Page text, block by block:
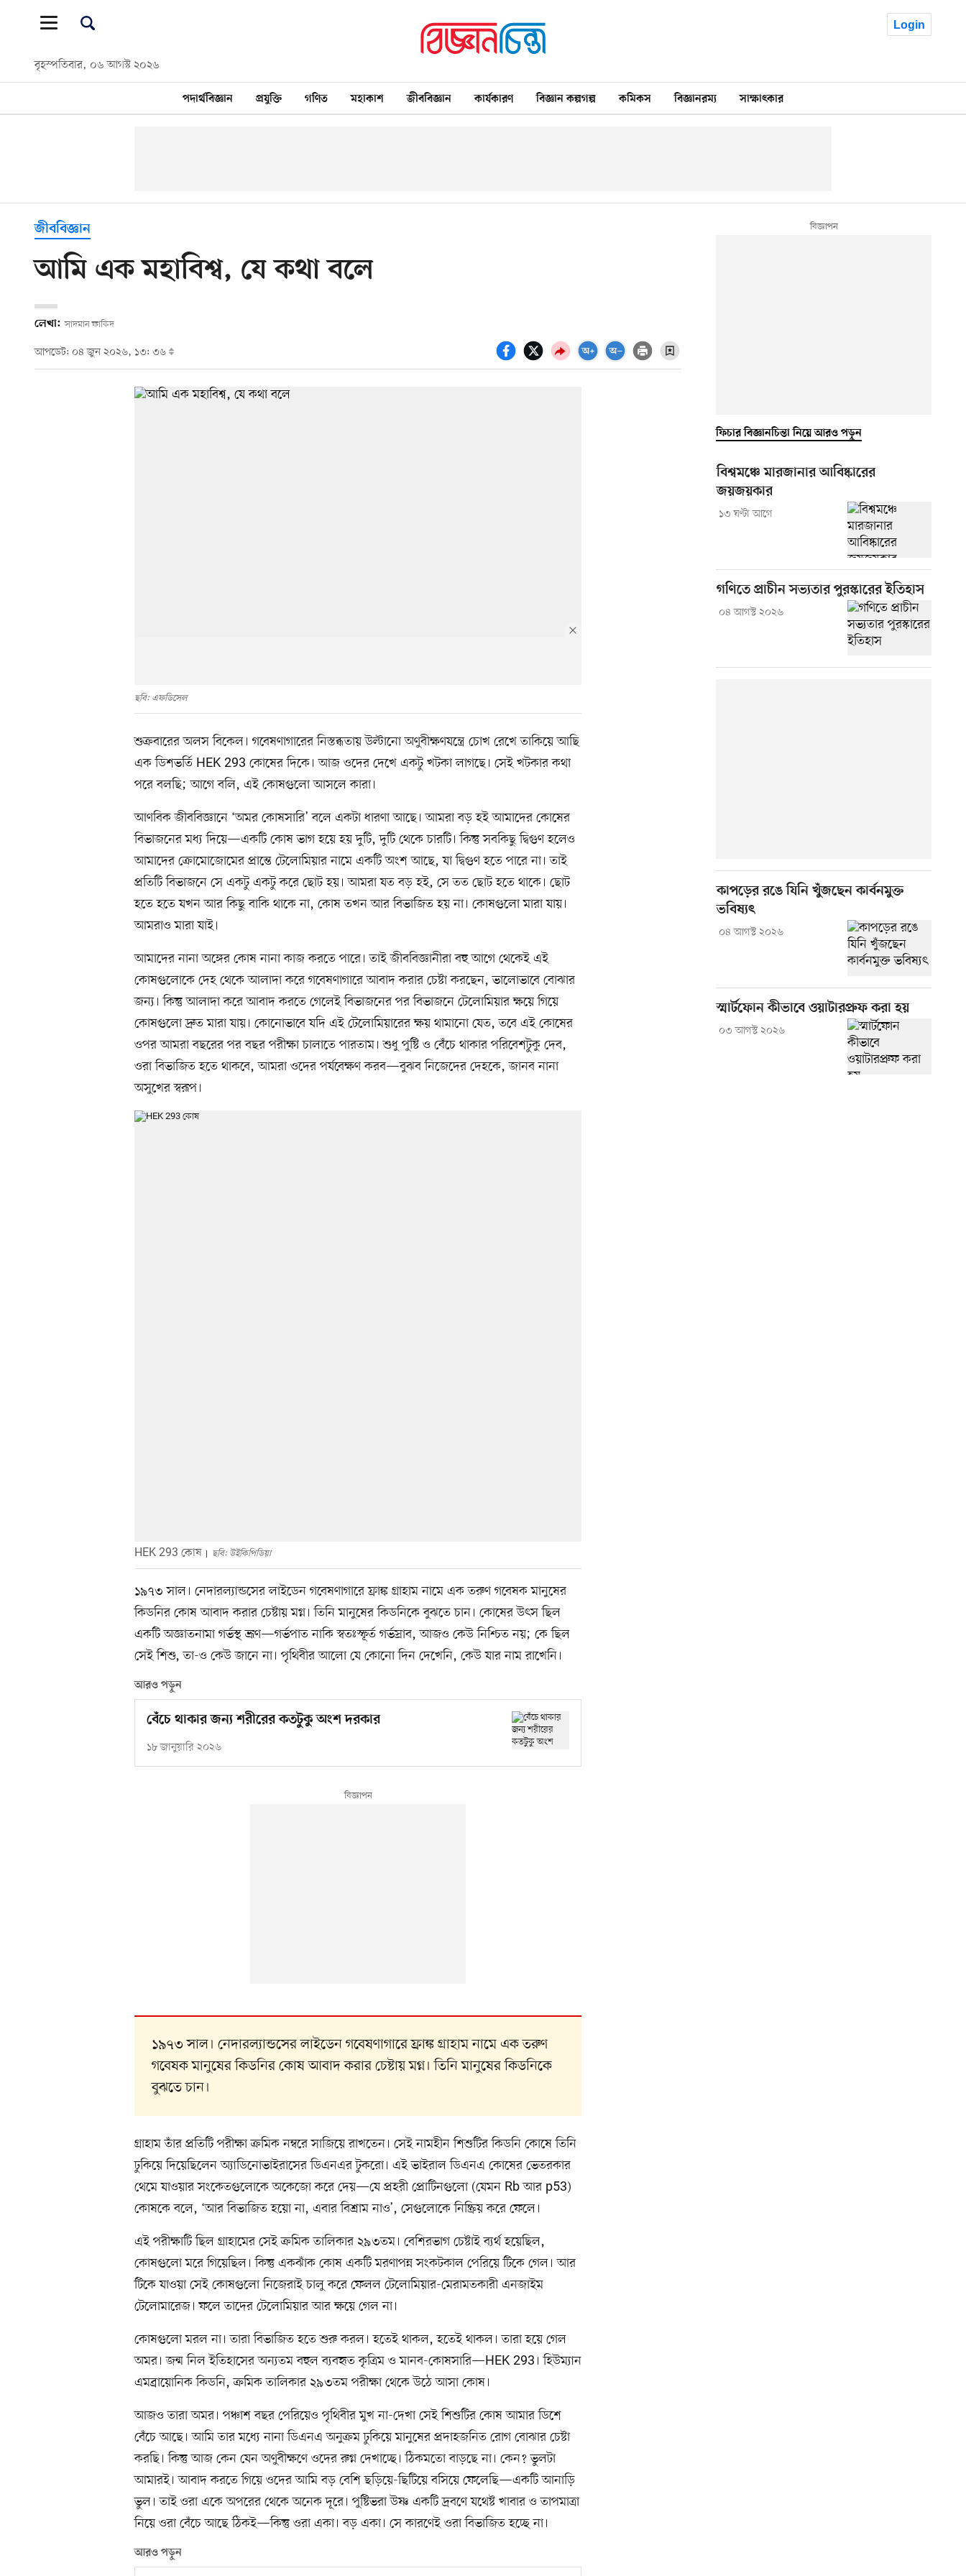
বৃহস্পতিবার, ০৬ আগস্ট ২০২৬
Login
পদার্থবিজ্ঞান প্রযুক্তি গণিত মহাকাশ জীববিজ্ঞান কার্যকারণ বিজ্ঞান কল্পগল্প কমিকস বিজ্ঞানরম্য সাক্ষাৎকার
জীববিজ্ঞান
আমি এক মহাবিশ্ব, যে কথা বলে
লেখা: সাদমান ফাকিদ
আপডেট: ০৪ জুন ২০২৬, ১৩: ৩৬
ছবি: এফডিসেল
শুক্রবারের অলস বিকেল। গবেষণাগারের নিস্তব্ধতায় উল্টানো অণুবীক্ষণযন্ত্রে চোখ রেখে তাকিয়ে আছি
এক ডিশভর্তি HEK 293 কোষের দিকে। আজ ওদের দেখে একটু খটকা লাগছে। সেই খটকার কথা
পরে বলছি; আগে বলি, এই কোষগুলো আসলে কারা।
আণবিক জীববিজ্ঞানে ‘অমর কোষসারি’ বলে একটা ধারণা আছে। আমরা বড় হই আমাদের কোষের
বিভাজনের মধ্য দিয়ে—একটি কোষ ভাগ হয়ে হয় দুটি, দুটি থেকে চারটি। কিন্তু সবকিছু দ্বিগুণ হলেও
আমাদের ক্রোমোজোমের প্রান্তে টেলোমিয়ার নামে একটি অংশ আছে, যা দ্বিগুণ হতে পারে না। তাই
প্রতিটি বিভাজনে সে একটু একটু করে ছোট হয়। আমরা যত বড় হই, সে তত ছোট হতে থাকে। ছোট
হতে হতে যখন আর কিছু বাকি থাকে না, কোষ তখন আর বিভাজিত হয় না। কোষগুলো মারা যায়।
আমরাও মারা যাই।
আমাদের নানা অঙ্গের কোষ নানা কাজ করতে পারে। তাই জীববিজ্ঞানীরা বহু আগে থেকেই এই
কোষগুলোকে দেহ থেকে আলাদা করে গবেষণাগারে আবাদ করার চেষ্টা করছেন, ভালোভাবে বোঝার
জন্য। কিন্তু আলাদা করে আবাদ করতে গেলেই বিভাজনের পর বিভাজনে টেলোমিয়ার ক্ষয়ে গিয়ে
কোষগুলো দ্রুত মারা যায়। কোনোভাবে যদি এই টেলোমিয়ারের ক্ষয় থামানো যেত, তবে এই কোষের
ওপর আমরা বছরের পর বছর পরীক্ষা চালাতে পারতাম। শুধু পুষ্টি ও বেঁচে থাকার পরিবেশটুকু দেব,
ওরা বিভাজিত হতে থাকবে, আমরা ওদের পর্যবেক্ষণ করব—বুঝব নিজেদের দেহকে, জানব নানা
অসুখের স্বরূপ।
HEK 293 কোষ ছবি: উইকিপিডিয়া
১৯৭৩ সাল। নেদারল্যান্ডসের লাইডেন গবেষণাগারে ফ্রাঙ্ক গ্রাহাম নামে এক তরুণ গবেষক মানুষের
কিডনির কোষ আবাদ করার চেষ্টায় মগ্ন। তিনি মানুষের কিডনিকে বুঝতে চান। কোষের উৎস ছিল
একটি অজ্ঞাতনামা গর্ভস্থ ভ্রূণ—গর্ভপাত নাকি স্বতঃস্ফূর্ত গর্ভস্রাব, আজও কেউ নিশ্চিত নয়; কে ছিল
সেই শিশু, তা-ও কেউ জানে না। পৃথিবীর আলো যে কোনো দিন দেখেনি, কেউ যার নাম রাখেনি।
আরও পড়ুন
বেঁচে থাকার জন্য শরীরের কতটুকু অংশ দরকার
১৮ জানুয়ারি ২০২৬
১৯৭৩ সাল। নেদারল্যান্ডসের লাইডেন গবেষণাগারে ফ্রাঙ্ক গ্রাহাম নামে এক তরুণ
গবেষক মানুষের কিডনির কোষ আবাদ করার চেষ্টায় মগ্ন। তিনি মানুষের কিডনিকে
বুঝতে চান।
গ্রাহাম তাঁর প্রতিটি পরীক্ষা ক্রমিক নম্বরে সাজিয়ে রাখতেন। সেই নামহীন শিশুটির কিডনি কোষে তিনি
ঢুকিয়ে দিয়েছিলেন অ্যাডিনোভাইরাসের ডিএনএর টুকরো। এই ভাইরাল ডিএনএ কোষের ভেতরকার
থেমে যাওয়ার সংকেতগুলোকে অকেজো করে দেয়—যে প্রহরী প্রোটিনগুলো (যেমন Rb আর p53)
কোষকে বলে, ‘আর বিভাজিত হয়ো না, এবার বিশ্রাম নাও’, সেগুলোকে নিষ্ক্রিয় করে ফেলে।
এই পরীক্ষাটি ছিল গ্রাহামের সেই ক্রমিক তালিকার ২৯৩তম। বেশিরভাগ চেষ্টাই ব্যর্থ হয়েছিল,
কোষগুলো মরে গিয়েছিল। কিন্তু একঝাঁক কোষ একটি মরণাপন্ন সংকটকাল পেরিয়ে টিকে গেল। আর
টিকে যাওয়া সেই কোষগুলো নিজেরাই চালু করে ফেলল টেলোমিয়ার-মেরামতকারী এনজাইম
টেলোমারেজ। ফলে তাদের টেলোমিয়ার আর ক্ষয়ে গেল না।
কোষগুলো মরল না। তারা বিভাজিত হতে শুরু করল। হতেই থাকল, হতেই থাকল। তারা হয়ে গেল
অমর। জন্ম নিল ইতিহাসের অন্যতম বহুল ব্যবহৃত কৃত্রিম ও মানব-কোষসারি—HEK 293। হিউম্যান
এমব্রায়োনিক কিডনি, ক্রমিক তালিকার ২৯৩তম পরীক্ষা থেকে উঠে আসা কোষ।
আজও তারা অমর। পঞ্চাশ বছর পেরিয়েও পৃথিবীর মুখ না-দেখা সেই শিশুটির কোষ আমার ডিশে
বেঁচে আছে। আমি তার মধ্যে নানা ডিএনএ অনুক্রম ঢুকিয়ে মানুষের প্রদাহজনিত রোগ বোঝার চেষ্টা
করছি। কিন্তু আজ কেন যেন অণুবীক্ষণে ওদের রুগ্ন দেখাচ্ছে। ঠিকমতো বাড়ছে না। কেন? ভুলটা
আমারই। আবাদ করতে গিয়ে ওদের আমি বড় বেশি ছড়িয়ে-ছিটিয়ে বসিয়ে ফেলেছি—একটি আনাড়ি
ভুল। তাই ওরা একে অপরের থেকে অনেক দূরে। পুষ্টিভরা উষ্ণ একটি দ্রবণে যথেষ্ট খাবার ও তাপমাত্রা
নিয়ে ওরা বেঁচে আছে ঠিকই—কিন্তু ওরা একা। বড় একা। সে কারণেই ওরা বিভাজিত হচ্ছে না।
আরও পড়ুন
ফিচার বিজ্ঞানচিন্তা নিয়ে আরও পড়ুন
বিশ্বমঞ্চে মারজানার আবিষ্কারের
জয়জয়কার
১৩ ঘণ্টা আগে
গণিতে প্রাচীন সভ্যতার পুরস্কারের ইতিহাস
০৪ আগস্ট ২০২৬
কাপড়ের রঙে যিনি খুঁজছেন কার্বনমুক্ত
ভবিষ্যৎ
০৪ আগস্ট ২০২৬
স্মার্টফোন কীভাবে ওয়াটারপ্রুফ করা হয়
০৩ আগস্ট ২০২৬